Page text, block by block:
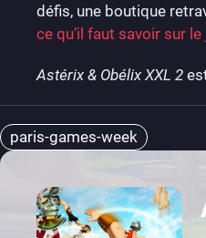
défis, une boutique
ce qu’il faut savoir sur le
Astérix & Obélix XXL 2
paris-games-week